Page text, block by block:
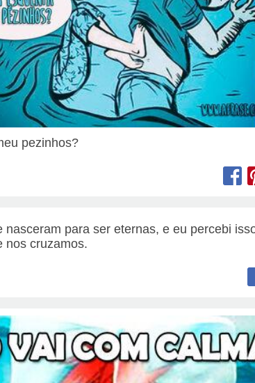
pezinhos?
nasceram para ser eternas, e eu percebi
nos cruzamos.